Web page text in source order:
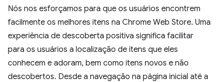
Nós nos esforçamos para que os usuários encontrem
facilmente os melhores itens na Chrome Web Store. Uma
experiência de descoberta positiva significa facilitar
para os usuários a localização de itens que eles
conhecem e adoram, bem como itens novos e não
descobertos. Desde a navegação na página inicial até a